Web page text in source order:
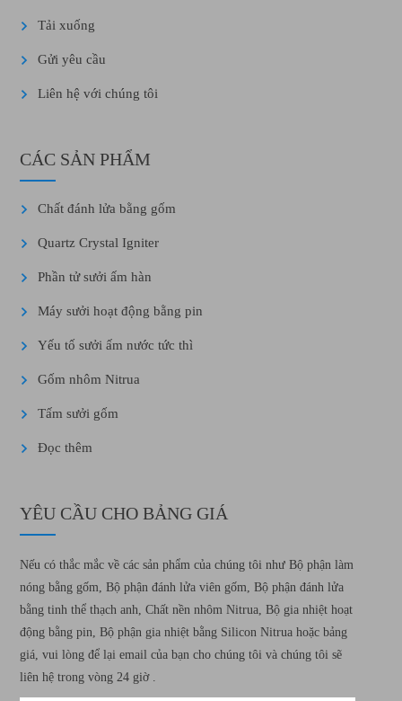
Tải xuống
Gửi yêu cầu
Liên hệ với chúng tôi
CÁC SẢN PHẨM
Chất đánh lửa bằng gốm
Quartz Crystal Igniter
Phần tử sưởi ấm hàn
Máy sưởi hoạt động bằng pin
Yếu tố sưởi ấm nước tức thì
Gốm nhôm Nitrua
Tấm sưởi gốm
Đọc thêm
YÊU CẦU CHO BẢNG GIÁ
Nếu có thắc mắc về các sản phẩm của chúng tôi như Bộ phận làm
nóng bằng gốm, Bộ phận đánh lửa viên gốm, Bộ phận đánh lửa
bằng tinh thể thạch anh, Chất nền nhôm Nitrua, Bộ gia nhiệt hoạt
động bằng pin, Bộ phận gia nhiệt bằng Silicon Nitrua hoặc bảng
giá, vui lòng để lại email của bạn cho chúng tôi và chúng tôi sẽ
liên hệ trong vòng 24 giờ .